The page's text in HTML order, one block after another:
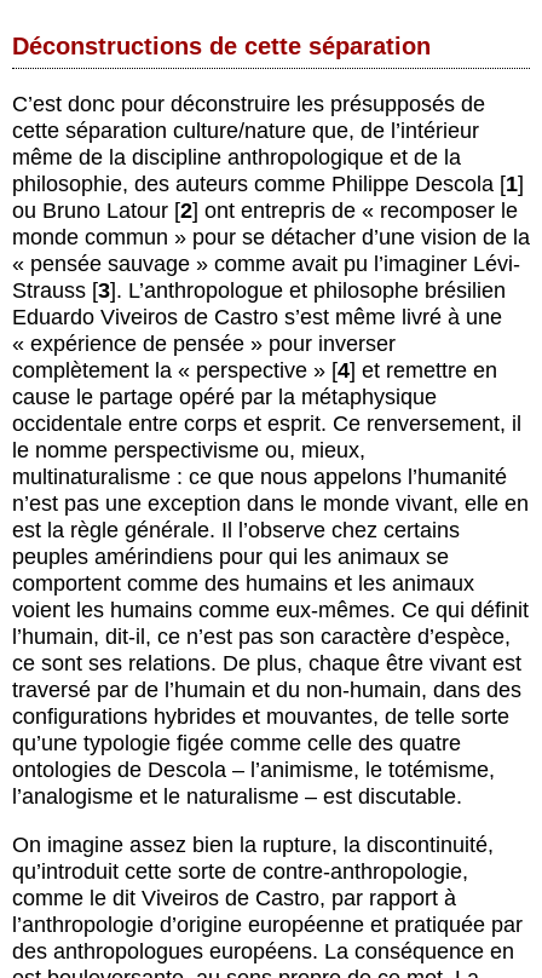
Déconstructions de cette séparation
C’est donc pour déconstruire les présupposés de
cette séparation culture/nature que, de l’intérieur
même de la discipline anthropologique et de la
philosophie, des auteurs comme Philippe Descola [1]
ou Bruno Latour [2] ont entrepris de « recomposer le
monde commun » pour se détacher d’une vision de la
« pensée sauvage » comme avait pu l’imaginer Lévi-
Strauss [3]. L’anthropologue et philosophe brésilien
Eduardo Viveiros de Castro s’est même livré à une
« expérience de pensée » pour inverser
complètement la « perspective » [4] et remettre en
cause le partage opéré par la métaphysique
occidentale entre corps et esprit. Ce renversement, il
le nomme perspectivisme ou, mieux,
multinaturalisme : ce que nous appelons l’humanité
n’est pas une exception dans le monde vivant, elle en
est la règle générale. Il l’observe chez certains
peuples amérindiens pour qui les animaux se
comportent comme des humains et les animaux
voient les humains comme eux-mêmes. Ce qui définit
l’humain, dit-il, ce n’est pas son caractère d’espèce,
ce sont ses relations. De plus, chaque être vivant est
traversé par de l’humain et du non-humain, dans des
configurations hybrides et mouvantes, de telle sorte
qu’une typologie figée comme celle des quatre
ontologies de Descola – l’animisme, le totémisme,
l’analogisme et le naturalisme – est discutable.
On imagine assez bien la rupture, la discontinuité,
qu’introduit cette sorte de contre-anthropologie,
comme le dit Viveiros de Castro, par rapport à
l’anthropologie d’origine européenne et pratiquée par
des anthropologues européens. La conséquence en